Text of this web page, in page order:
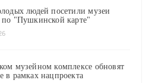
людей посетили музеи
по "Пушкинской карте"
музейном комплексе обновят
в рамках нацпроекта